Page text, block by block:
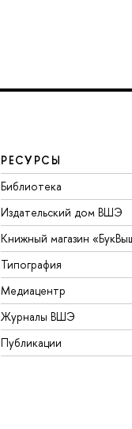
РЕСУРСЫ
Библиотека
Издательский дом ВШЭ
Книжный магазин
Типография
Медиацентр
Журналы ВШЭ
Публикации